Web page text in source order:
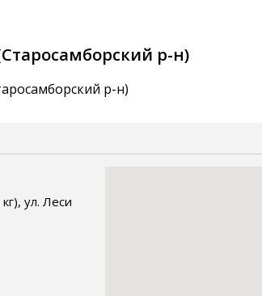
р-н)
р-н)
ул. Леси